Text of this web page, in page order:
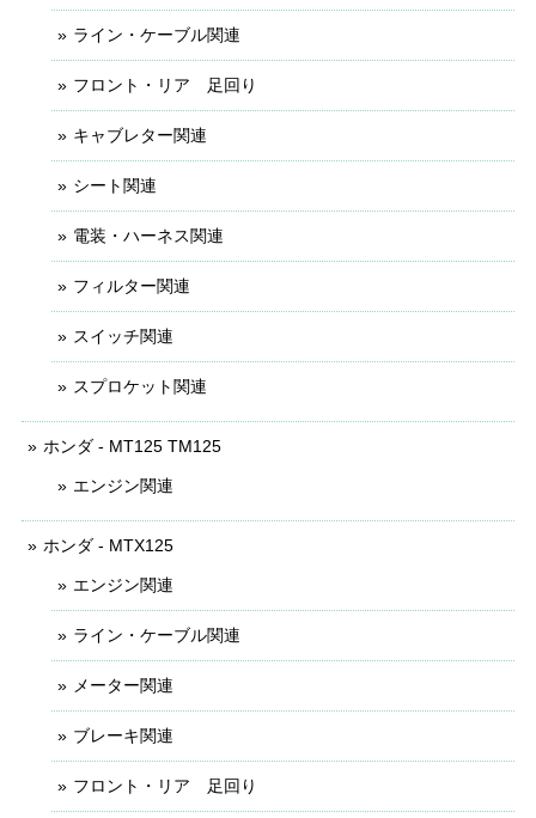
ライン・ケーブル関連
フロント・リア 足回り
キャブレター関連
シート関連
電装・ハーネス関連
フィルター関連
スイッチ関連
スプロケット関連
ホンダ - MT125 TM125
エンジン関連
ホンダ - MTX125
エンジン関連
ライン・ケーブル関連
メーター関連
ブレーキ関連
フロント・リア 足回り